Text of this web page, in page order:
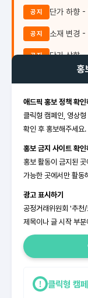
공지 단가 하향 -
공지 소재 변경 -
공지 단가 상향 -
홍
애드픽 홍보 정책 확인
클릭형 캠페인, 영상
확인 후 홍보해주세요.
홍보 금지 사이트 확인
홍보 활동이 금지된
가능한 곳에서만 활동
광고 표시하기
공정거래위원회 '추천/
제목이나 글 시작 부
클릭형 캠